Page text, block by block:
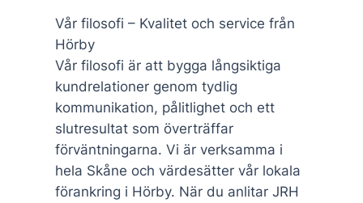
Vår filosofi – Kvalitet och service från
Hörby
Vår filosofi är att bygga långsiktiga
kundrelationer genom tydlig
kommunikation, pålitlighet och ett
slutresultat som överträffar
förväntningarna. Vi är verksamma i
hela Skåne och värdesätter vår lokala
förankring i Hörby. När du anlitar JRH